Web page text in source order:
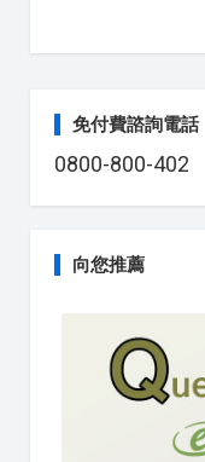
免付費諮詢電話
0800-800-402
向您推薦